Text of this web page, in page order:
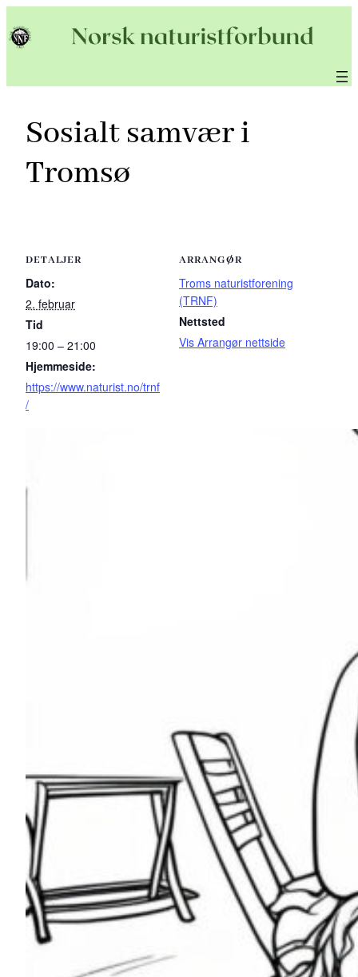
til
Sosialt samvær i
Tromsø
DETALJER
Dato:
2. februar
Tid
19:00 – 21:00
Hjemmeside:
https://www.naturist.no/trnf
/
ARRANGØR
Troms naturistforening
(TRNF)
Nettsted
Vis Arrangør nettside